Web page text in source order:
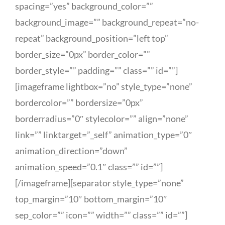
spacing=”yes” background_color=””
background_image=”” background_repeat=”no-
repeat” background_position=”left top”
border_size=”0px” border_color=””
border_style=”” padding=”” class=”” id=””]
[imageframe lightbox=”no” style_type=”none”
bordercolor=”” bordersize=”0px”
borderradius=”0″ stylecolor=”” align=”none”
link=”” linktarget=”_self” animation_type=”0″
animation_direction=”down”
animation_speed=”0.1″ class=”” id=””]
[/imageframe][separator style_type=”none”
top_margin=”10″ bottom_margin=”10″
sep_color=”” icon=”” width=”” class=”” id=””]